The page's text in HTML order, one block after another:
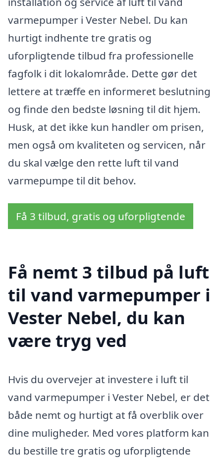
varmepumper i Vester Nebel. Du kan
hurtigt indhente tre gratis og
uforpligtende tilbud fra professionelle
fagfolk i dit lokalområde. Dette gør det
lettere at træffe en informeret beslutning
og finde den bedste løsning til dit hjem.
Husk, at det ikke kun handler om prisen,
men også om kvaliteten og servicen, når
du skal vælge den rette luft til vand
varmepumpe til dit behov.
Få 3 tilbud, gratis og uforpligtende
Få nemt 3 tilbud på luft
til vand varmepumper i
Vester Nebel, du kan
være tryg ved
Hvis du overvejer at investere i luft til
vand varmepumper i Vester Nebel, er det
både nemt og hurtigt at få overblik over
dine muligheder. Med vores platform kan
du bestille tre gratis og uforpligtende